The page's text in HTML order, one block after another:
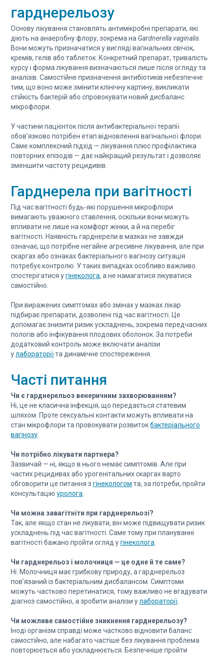
гарднерельозу
Основу лікування становлять антимікробні препарати, які
діють на анаеробну флору, зокрема на Gardnerella vaginalis
Вони можуть призначатися у вигляді вагінальних свічок,
кремів, гелів або таблеток. Конкретний препарат, тривалість
курсу і форма лікування визначаються лише після огляду та
аналізів. Самостійне призначення антибіотиків небезпечне
тим, що воно може змінити клінічну картину, викликати
стійкість бактерій або спровокувати новий дисбаланс
мікрофлори.
У частини пацієнток після антибактеріальної терапії
обов’язково потрібен етап відновлення вагінальної флори.
Саме комплексний підхід — лікування плюс профілактика
повторних епізодів — дає найкращий результат і дозволяє
зменшити частоту рецидивів.
Гарднерела при вагітності
Під час вагітності будь-які порушення мікрофлори
вимагають уважного ставлення, оскільки вони можуть
впливати не лише на комфорт жінки, а й на перебіг
вагітності. Наявність гарднерели в мазках не завжди
означає, що потрібне негайне агресивне лікування, але при
скаргах або ознаках бактеріального вагінозу ситуація
потребує контролю. У таких випадках особливо важливо
спостерігатися угінеколога, а не намагатися лікуватися
самостійно.
При виражених симптомах або змінах у мазках лікар
підбирає препарати, дозволені під час вагітності. Це
допомагає знизити ризик ускладнень, зокрема передчасних
пологів або інфікування плодових оболонок. За потреби
додатковий контроль може включати аналізи
улабораторіїта динамічне спостереження.
Часті питання
Чи є гарднерельоз венеричним захворюванням?
Ні, це не класична інфекція, що передається статевим
шляхом. Проте сексуальні контакти можуть впливати на
стан мікрофлори та провокувати розвитокбактеріального
вагінозу
Чи потрібно лікувати партнера?
Зазвичай — ні, якщо в нього немає симптомів. Але при
частих рецидивах або урогенітальних скаргах варто
обговорити це питання згінекологом та, за потреби, пройти
консультаціюуролога
Чи можна завагітніти при гарднерельозі?
Так, але якщо стан не лікувати, він може підвищувати ризик
ускладнень під час вагітності. Саме тому при плануванні
вагітності бажано пройти огляд угінеколога
Чи гарднерельоз і молочниця — це одне й те саме?
Ні. Молочниця має грибкову природу, а гарднерельоз
пов’язаний із бактеріальним дисбалансом. Симптоми
можуть частково перетинатися, тому важливо не вгадувати
діагноз самостійно, а зробити аналізи улабораторії
Чи можливе самостійне зникнення гарднерельозу?
Іноді організм справді може частково відновити баланс
самостійно, але набагато частіше без лікування проблема
повторюється або ускладнюється. Безпечніше пройти